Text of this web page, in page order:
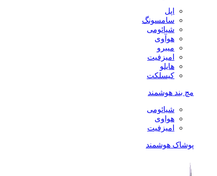
اپل
سامسونگ
شیائومی
هوآوی
میبرو
امیزفیت
هایلو
کیسلکت
مچ بند هوشمند
شیائومی
هواوی
امیزفیت
پوشاک هوشمند